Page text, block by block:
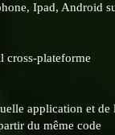
Ipad, Android
cross-plateforme
application et de
du même code